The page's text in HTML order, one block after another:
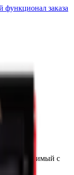
заказа
растворимый с